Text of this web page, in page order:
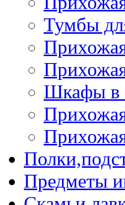
Тумбы
Шкафы в
Предметы